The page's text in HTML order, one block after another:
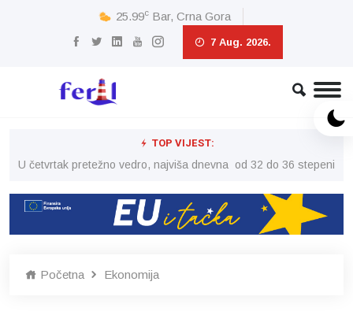
25.99c Bar, Crna Gora
7 Aug. 2026.
TOP VIJEST:
U četvrtak pretežno vedro, najviša dnevna od 32 do 36 stepeni
Početna Ekonomija